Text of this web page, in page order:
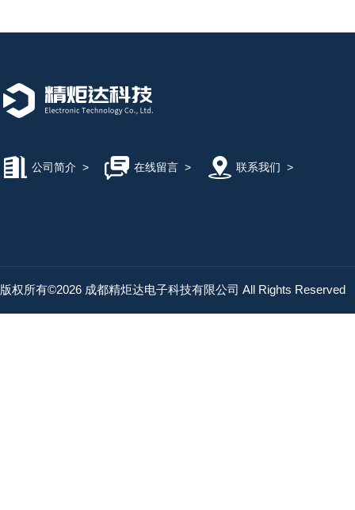
公司简介 > 在线留言> 联系我们 >
版权所有©2026 成都精炬达电子科技有限公司 All Rights Reserved